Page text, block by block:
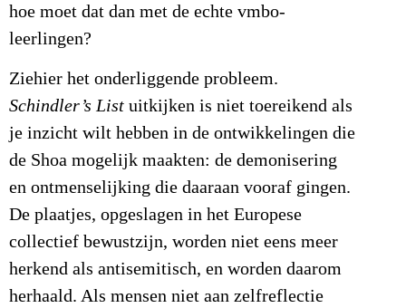
hoe moet dat dan met de echte vmbo-
leerlingen?
Ziehier het onderliggende probleem.
Schindler’s List uitkijken is niet toereikend als
je inzicht wilt hebben in de ontwikkelingen die
de Shoa mogelijk maakten: de demonisering
en ontmenselijking die daaraan vooraf gingen.
De plaatjes, opgeslagen in het Europese
collectief bewustzijn, worden niet eens meer
herkend als antisemitisch, en worden daarom
herhaald. Als mensen niet aan zelfreflectie